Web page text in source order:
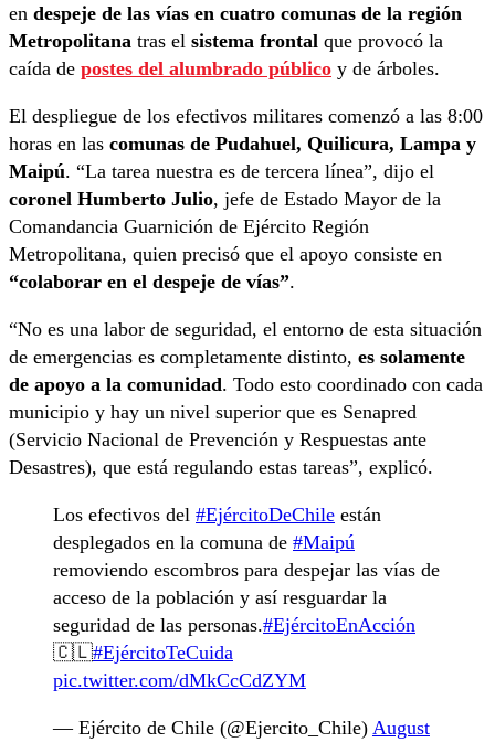
en despeje de las vías en cuatro comunas de la región
Metropolitana tras el sistema frontal que provocó la
caída de postes del alumbrado público y de árboles.
El despliegue de los efectivos militares comenzó a las 8:00
horas en las comunas de Pudahuel, Quilicura, Lampa y
Maipú. “La tarea nuestra es de tercera línea”, dijo el
coronel Humberto Julio, jefe de Estado Mayor de la
Comandancia Guarnición de Ejército Región
Metropolitana, quien precisó que el apoyo consiste en
“colaborar en el despeje de vías”.
“No es una labor de seguridad, el entorno de esta situación
de emergencias es completamente distinto, es solamente
de apoyo a la comunidad. Todo esto coordinado con cada
municipio y hay un nivel superior que es Senapred
(Servicio Nacional de Prevención y Respuestas ante
Desastres), que está regulando estas tareas”, explicó.
Los efectivos del #EjércitoDeChile están
desplegados en la comuna de #Maipú
removiendo escombros para despejar las vías de
acceso de la población y así resguardar la
seguridad de las personas.#EjércitoEnAcción
🇨🇱#EjércitoTeCuida
pic.twitter.com/dMkCcCdZYM
— Ejército de Chile (@Ejercito_Chile) August